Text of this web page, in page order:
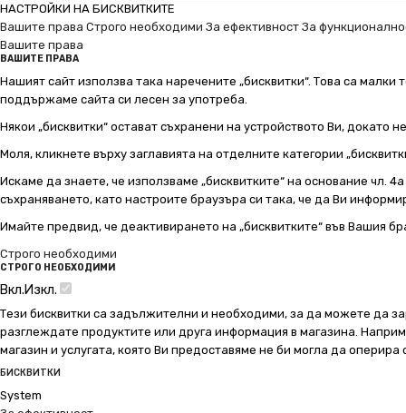
НАСТРОЙКИ НА БИСКВИТКИТЕ
Вашите права Строго необходими За ефективност За
Вашите права
ВАШИТЕ ПРАВА
Нашият сайт използва така наречените „бисквитки“. Това са
поддържаме сайта си лесен за употреба.
Някои „бисквитки“ остават съхранени на устройството Ви,
Моля, кликнете върху заглавията на отделните категории
Искаме да знаете, че използваме „бисквитките“ на основание чл.
съхраняването, като настроите браузъра си така, че да Ви
Имайте предвид, че деактивирането на „бисквитките“ във Вашия
Строго необходими
СТРОГО НЕОБХОДИМИ
Вкл.Изкл.
Тези бисквитки са задължителни и необходими, за да можете да
разглеждате продуктите или друга информация в магазина.
магазин и услугата, която Ви предоставяме не би могла да
БИСКВИТКИ
System